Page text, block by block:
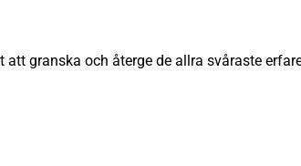
granska och återge de allra svåraste